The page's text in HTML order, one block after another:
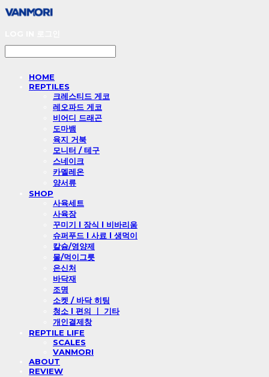
HOME
REPTILES
크레스티드 게코
레오파드 게코
비어디 드래곤
도마뱀
육지 거북
모니터 / 테구
스네이크
카멜레온
양서류
SHOP
사육세트
사육장
꾸미기 l 장식 l 비바리움
슈퍼푸드 l 사료 l 생먹이
칼슘/영양제
물/먹이그릇
은신처
바닥재
조명
소켓 / 바닥 히팅
청소 l 편의 ㅣ 기타
개인결제창
REPTILE LIFE
SCALES
VANMORI
ABOUT
REVIEW